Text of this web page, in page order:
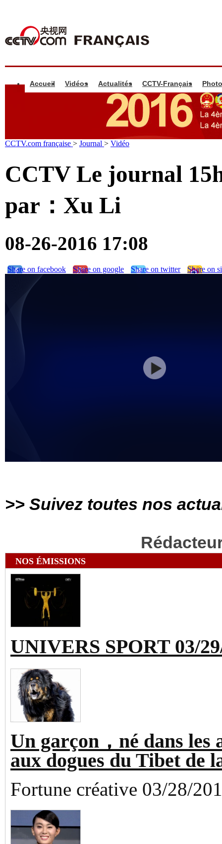
Accueil Vidéos Actualités CCTV-Français
CCTV.com française > Journal > Vidéo
CCTV Le journal
par：Xu Li
08-26-2016 17:08
Share on facebook Share on google Share on twitter Share on
>> Suivez toutes nos
NOS ÉMISSIONS
UNIVERS SPORT 03/
Un garçon，né dans les
aux dogues du Tibet de
Fortune créative 03/28/